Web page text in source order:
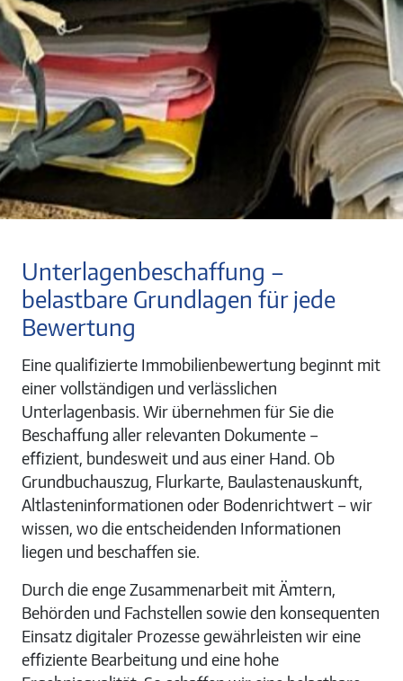
Unterlagenbeschaffung –
belastbare Grundlagen für jede
Bewertung
Eine qualifizierte Immobilienbewertung beginnt mit
einer vollständigen und verlässlichen
Unterlagenbasis. Wir übernehmen für Sie die
Beschaffung aller relevanten Dokumente –
effizient, bundesweit und aus einer Hand. Ob
Grundbuchauszug, Flurkarte, Baulastenauskunft,
Altlasteninformationen oder Bodenrichtwert – wir
wissen, wo die entscheidenden Informationen
liegen und beschaffen sie.
Durch die enge Zusammenarbeit mit Ämtern,
Behörden und Fachstellen sowie den konsequenten
Einsatz digitaler Prozesse gewährleisten wir eine
effiziente Bearbeitung und eine hohe